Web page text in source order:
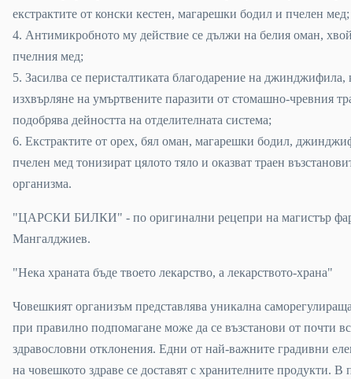
екстрактите от конски кестен, магарешки бодил и пчелен мед;
4. Антимикробното му действие се дължи на белия оман,
пчелния мед;
5. Засилва се перисталтиката благодарение на джинджифила,
изхвърляне на умъртвените паразити от стомашно-чревния
подобрява дейността на отделителната система;
6. Екстрактите от орех, бял оман, магарешки бодил,
пчелен мед тонизират цялото тяло и оказват траен
организма.
"ЦАРСКИ БИЛКИ" - по оригинални рецепри на магистър
Мангалджиев.
"Нека храната бъде твоето лекарство, а лекарството-храна"
Човешкият организъм представлява уникална
при правилно подпомагане може да се възстанови от почти
здравословни отклонения. Едни от най-важните градивни
на човешкото здраве се доставят с хранителните продукти. В